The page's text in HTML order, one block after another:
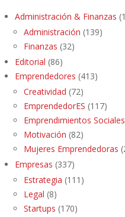
Administración & Finanzas
Administración (139)
Finanzas (32)
Editorial (86)
Emprendedores (413)
Creatividad (72)
EmprendedorES (117)
Emprendimientos Sociales
Motivación (82)
Mujeres Emprendedoras
Empresas (337)
Estrategia (111)
Legal (8)
Startups (170)